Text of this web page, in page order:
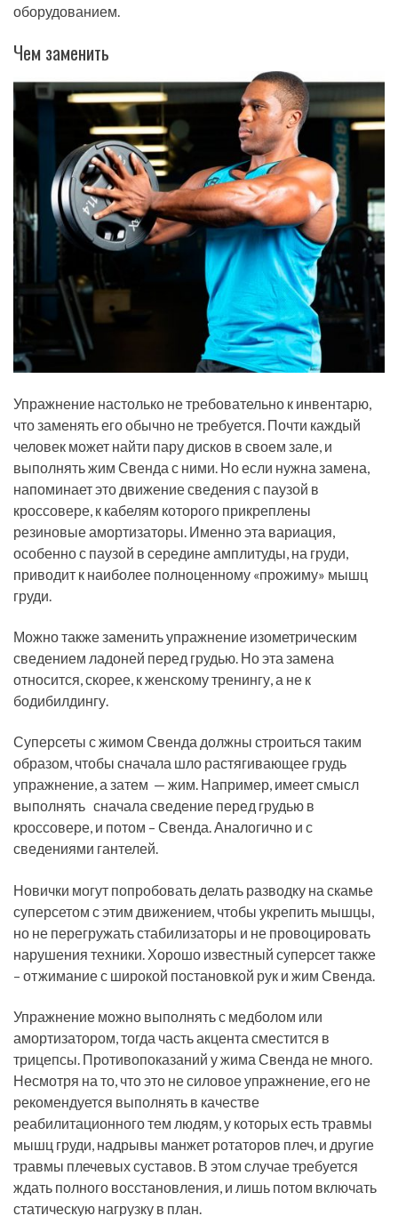
оборудованием.
Чем заменить
Упражнение настолько не требовательно к инвентарю,
что заменять его обычно не требуется. Почти каждый
человек может найти пару дисков в своем зале, и
выполнять жим Свенда с ними. Но если нужна замена,
напоминает это движение сведения с паузой в
кроссовере, к кабелям которого прикреплены
резиновые амортизаторы. Именно эта вариация,
особенно с паузой в середине амплитуды, на груди,
приводит к наиболее полноценному «прожиму» мышц
груди.
Можно также заменить упражнение изометрическим
сведением ладоней перед грудью. Но эта замена
относится, скорее, к женскому тренингу, а не к
бодибилдингу.
Суперсеты с жимом Свенда должны строиться таким
образом, чтобы сначала шло растягивающее грудь
упражнение, а затем — жим. Например, имеет смысл
выполнять сначала сведение перед грудью в
кроссовере, и потом – Свенда. Аналогично и с
сведениями гантелей.
Новички могут попробовать делать разводку на скамье
суперсетом с этим движением, чтобы укрепить мышцы,
но не перегружать стабилизаторы и не провоцировать
нарушения техники. Хорошо известный суперсет также
– отжимание с широкой постановкой рук и жим Свенда.
Упражнение можно выполнять с медболом или
амортизатором, тогда часть акцента сместится в
трицепсы. Противопоказаний у жима Свенда не много.
Несмотря на то, что это не силовое упражнение, его не
рекомендуется выполнять в качестве
реабилитационного тем людям, у которых есть травмы
мышц груди, надрывы манжет ротаторов плеч, и другие
травмы плечевых суставов. В этом случае требуется
ждать полного восстановления, и лишь потом включать
статическую нагрузку в план.